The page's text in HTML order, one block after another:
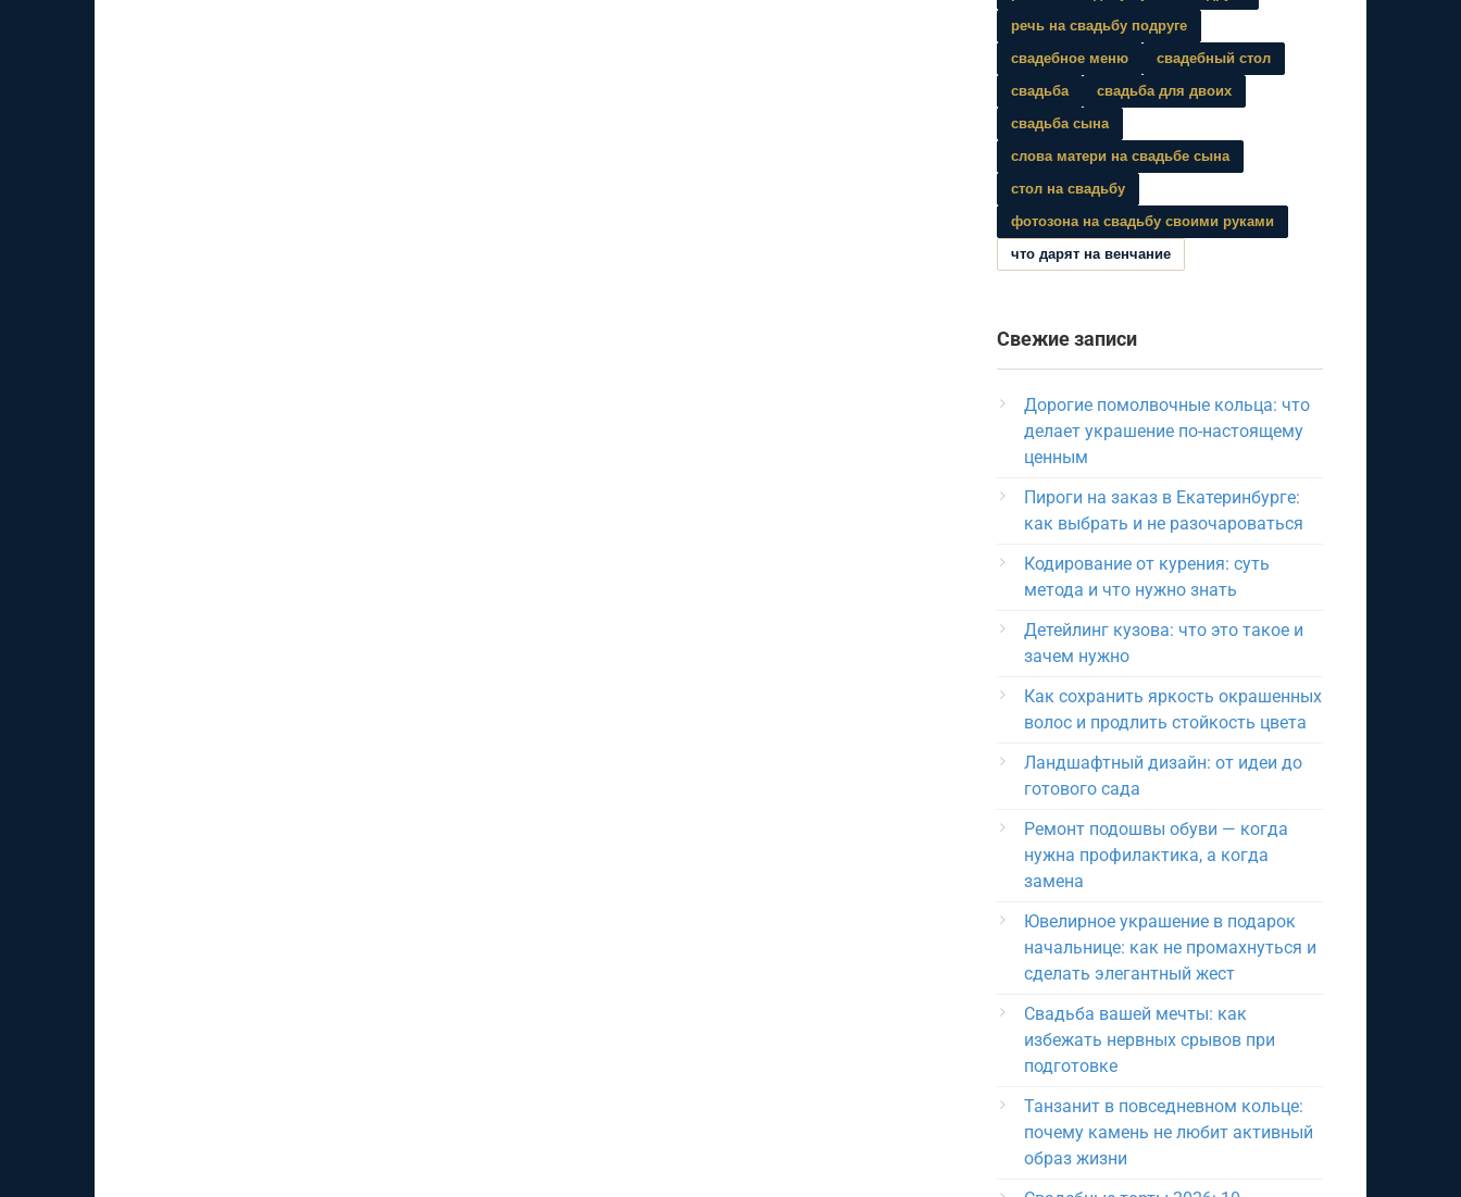
речь на свадьбу подруге
свадебное меню
свадебный стол
свадьба
свадьба для двоих
свадьба сына
слова матери на свадьбе сына
стол на свадьбу
фотозона на свадьбу своими руками
что дарят на венчание
Свежие записи
Дорогие помолвочные кольца: что
делает украшение по-настоящему
ценным
Пироги на заказ в Екатеринбурге:
как выбрать и не разочароваться
Кодирование от курения: суть
метода и что нужно знать
Детейлинг кузова: что это такое и
зачем нужно
Как сохранить яркость окрашенных
волос и продлить стойкость цвета
Ландшафтный дизайн: от идеи до
готового сада
Ремонт подошвы обуви — когда
нужна профилактика, а когда
замена
Ювелирное украшение в подарок
начальнице: как не промахнуться и
сделать элегантный жест
Свадьба вашей мечты: как
избежать нервных срывов при
подготовке
Танзанит в повседневном кольце:
почему камень не любит активный
образ жизни